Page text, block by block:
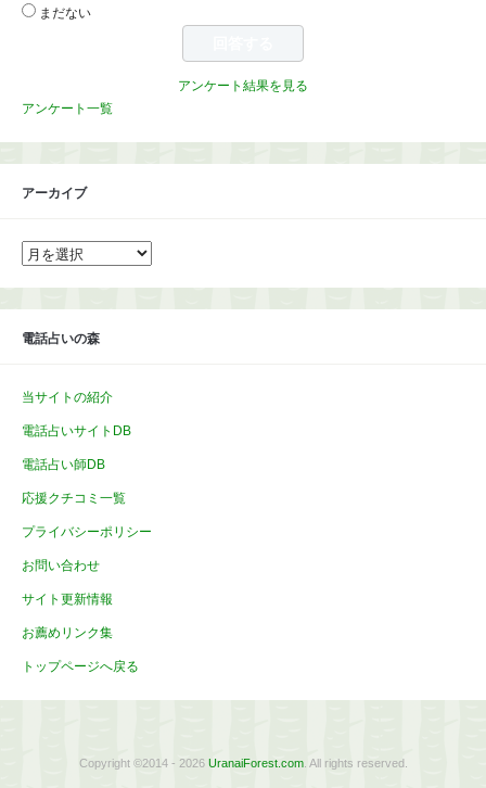
まだない
アンケート結果を見る
アンケート一覧
アーカイブ
ア
ー
イ
電話占いの森
当サイトの紹介
電話占いサイトDB
電話占い師DB
応援クチコミ一覧
プライバシーポリシー
お問い合わせ
サイト更新情報
お薦めリンク集
トップページへ戻る
Copyright ©2014 - 2026 UranaiForest.com. All rights reserved.